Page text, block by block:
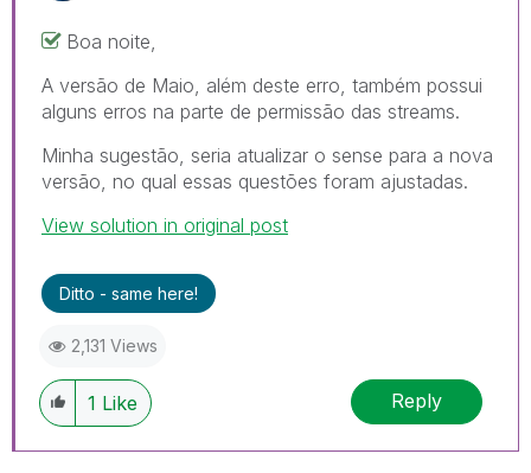
Boa noite,
A versão de Maio, além deste erro, também possui
alguns erros na parte de permissão das streams.
Minha sugestão, seria atualizar o sense para a nova
versão, no qual essas questões foram ajustadas.
View solution in original post
Ditto - same here!
2,131 Views
1 Like Reply